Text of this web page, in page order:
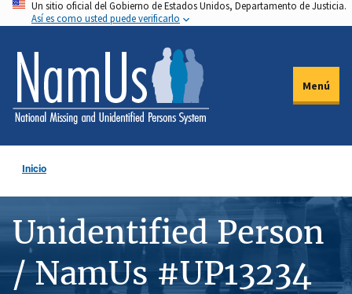
Pasar
al
contenido
principal
Un sitio oficial del Gobierno de Estados Unidos, Departamento de Justicia.
Así es como usted puede verificarlo
Menú
Inicio
Unidentified Person
/ NamUs #UP13234